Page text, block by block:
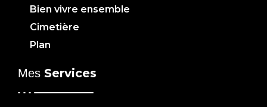
Bien vivre ensemble
Cimetière
Plan
Mes Services